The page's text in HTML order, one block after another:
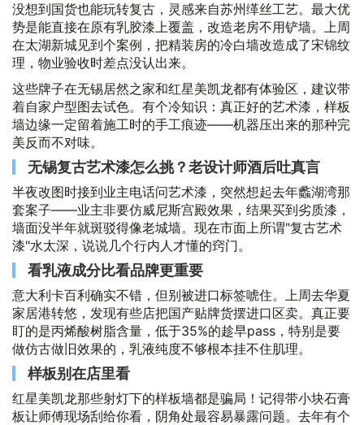
没想到国货也能玩转复古，灵感来自苏州缂丝工艺。最大优
势是能直接在原有乳胶漆上覆盖，改造老房不用铲墙。上周
在太湖新城见到个案例，把精装房的冷白墙改造成了宋锦纹
理，物业验收时差点没认出来。
这些牌子在无锡居然之家和红星美凯龙都有体验区，建议带
着自家户型图去试色。有个冷知识：真正好的艺术漆，样板
墙边缘一定留着施工时的手工痕迹——机器压出来的那种完
美反而不对味。
无锡复古艺术漆怎么挑？老设计师酒后吐真言
半夜改图时接到业主电话问艺术漆，突然想起去年蠡湖湾那
套案子——业主非要仿威尼斯宫殿效果，结果买到劣质漆，
墙面没半年就斑驳得像老城墙。现在市面上所谓"复古艺术
漆"水太深，说说几个行内人才懂的窍门。
看乳液成分比看品牌更重要
意大利卡百利确实不错，但别被进口标签唬住。上周去华夏
家居港转悠，发现有些店把国产贴牌货摆进口区卖。真正要
盯的是丙烯酸树脂含量，低于35%的趁早pass，特别是要
做仿古做旧效果的，乳液纯度不够根本挂不住肌理。
样板别在店里看
红星美凯龙那些射灯下的样板墙都是骗局！记得带小块石膏
板让师傅现场刮给你看，阴角处最容易暴露问题。去年有个